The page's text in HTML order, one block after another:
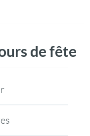
de fête